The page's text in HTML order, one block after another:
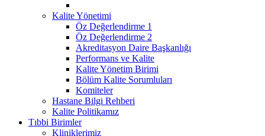
Kalite Yönetimi
Öz Değerlendirme 1
Öz Değerlendirme 2
Akreditasyon Daire Başkanlığı
Performans ve Kalite
Kalite Yönetim Birimi
Bölüm Kalite Sorumluları
Komiteler
Hastane Bilgi Rehberi
Kalite Politikamız
Tıbbi Birimler
Kliniklerimiz